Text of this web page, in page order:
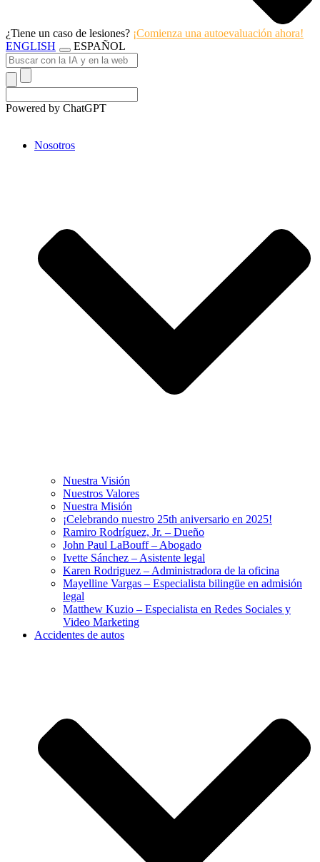
¿Tiene un caso de lesiones? ¡Comienza una autoevaluación ahora!
ENGLISH
ESPAÑOL
Powered by ChatGPT
Nosotros
Nuestra Visión
Nuestros Valores
Nuestra Misión
¡Celebrando nuestro 25th aniversario en 2025!
Ramiro Rodríguez, Jr. – Dueño
John Paul LaBouff – Abogado
Ivette Sánchez – Asistente legal
Karen Rodriguez – Administradora de la oficina
Mayelline Vargas – Especialista bilingüe en admisión
legal
Matthew Kuzio – Especialista en Redes Sociales y
Video Marketing
Accidentes de autos